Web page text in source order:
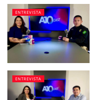
ENTREVISTA
ENTREVISTA